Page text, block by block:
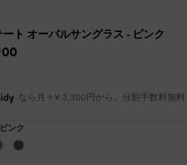
ート オーバルサングラス - ピンク
なら月々¥ 3,300円から。分割手数料無料
ピンク